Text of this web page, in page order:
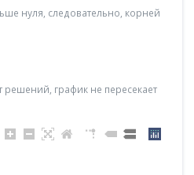
нуля, следовательно, корней
решений, график не пересекает